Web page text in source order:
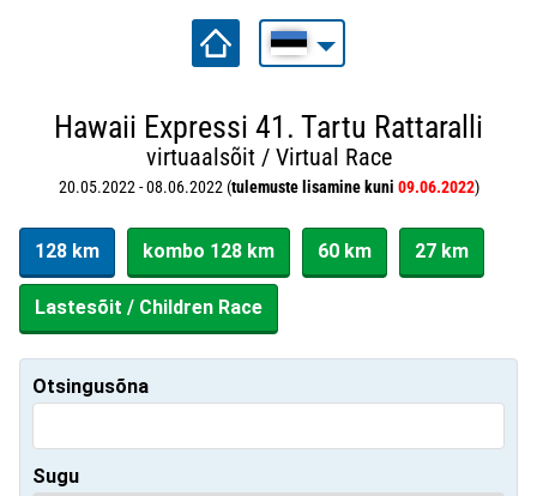
Hawaii Expressi 41. Tartu Rattaralli
virtuaalsõit / Virtual Race
20.05.2022 - 08.06.2022 (tulemuste lisamine kuni 09.06.2022)
128 km kombo 128 km 60 km 27 km
Lastesõit / Children Race
Otsingusõna
Sugu